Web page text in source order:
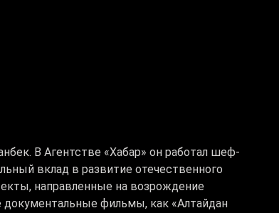
В Агентстве «Хабар» он работал шеф-
вклад в развитие отечественного
направленные на возрождение
документальные фильмы, как «Алтайдан